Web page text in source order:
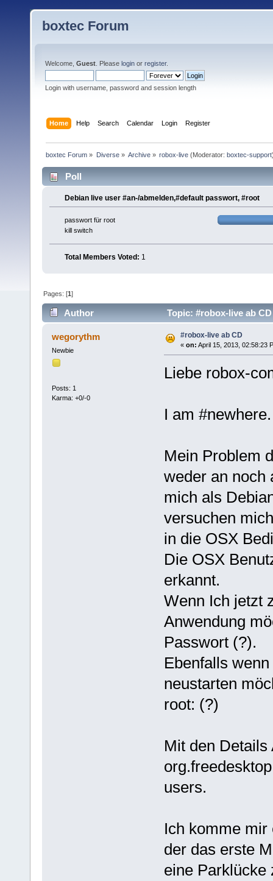
boxtec Forum
Welcome, Guest . Please login or register.
Login with username, password and session length
Home Help Search Calendar Login Register
boxtec Forum » Diverse» Archive» robox-live (Moderator:boxtec-support
Poll
Debian live user #an-/abmelden,#default passwort, #root
passwort für root
kill switch
Total Members Voted: 1
Pages: [1]
Author Topic: #robox-live ab
wegorythm
Newbie
Posts: 1
Karma: +0/-0
#robox-live ab CD
« on: April 15, 2013, 02:58:23
Liebe robox-
I am #newhere.
Mein Problem
weder an noch
mich als
versuchen
in die OSX
Die OSX
erkannt.
Wenn Ich jetzt
Anwendung
Passwort (?).
Ebenfalls
neustarten
root: (?)
Mit den
users.
Ich komme mir
der das erste
eine Parklücke